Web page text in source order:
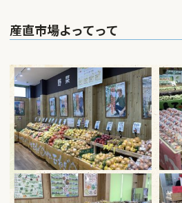
産直市場よってって